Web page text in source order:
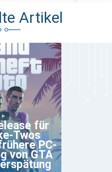
Artikel
für
Twos
PC-
von GTA